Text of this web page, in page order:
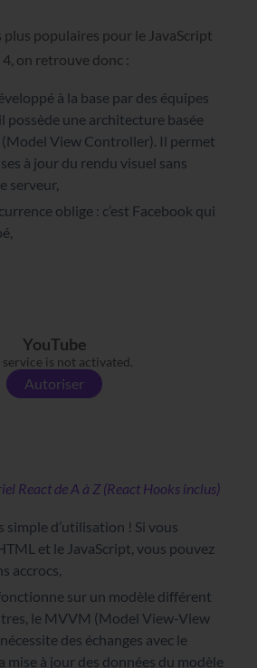
plus populaires pour le JavaScript
on retrouve donc :
à la base par des équipes
possède une architecture basée
View Controller). Il permet
à jour du rendu visuel sans
serveur,
oblige : c’est Facebook qui
YouTube
service is not activated.
Autoriser
React de A à Z (React Hooks inclus)
simple d’utilisation ! Si vous
et le JavaScript, vous pouvez
accrocs,
sur un modèle différent
le MVVM (Model View-View
des échanges avec le
mise à jour des données du modèle